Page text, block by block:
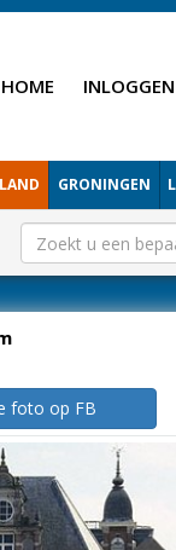
HOME INLOGGEN
GRONINGEN
foto op FB